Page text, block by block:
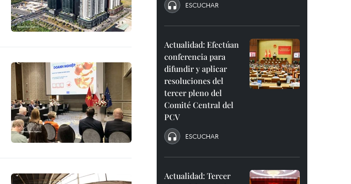
ESCUCHAR
Actualidad: Efectúan
conferencia para
difundir y aplicar
resoluciones del
tercer pleno del
Comité Central del
PCV
ESCUCHAR
Actualidad: Tercer